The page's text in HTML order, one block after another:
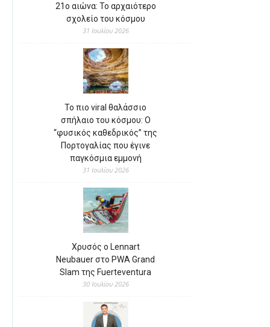
21ο αιώνα: Το αρχαιότερο
σχολείο του κόσμου
31 Ιουλίου 2026
Το πιο viral θαλάσσιο
σπήλαιο του κόσμου: Ο
“φυσικός καθεδρικός” της
Πορτογαλίας που έγινε
παγκόσμια εμμονή
31 Ιουλίου 2026
Χρυσός ο Lennart
Neubauer στο PWA Grand
Slam της Fuerteventura
30 Ιουλίου 2026